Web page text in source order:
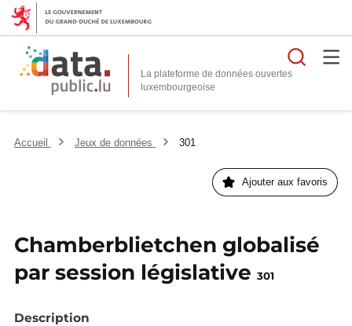
La plateforme de données ouvertes
Accueil Jeux de données 301
Ajouter aux favoris
Chamberblietchen globalisé
par session législative 301
Description